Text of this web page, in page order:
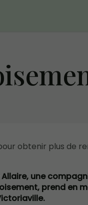
obtenir plus de
une
prend en